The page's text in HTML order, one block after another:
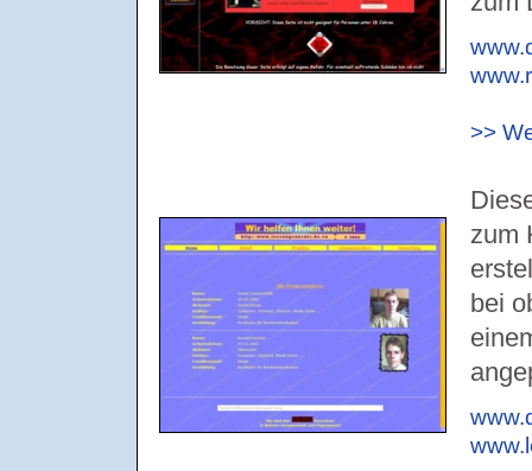
>>
zum
bei